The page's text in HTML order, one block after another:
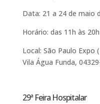
Data: 21 a 24 de maio
Horário: das 11h às 20h​
Local: São Paulo Expo
Vila Água Funda,
29ª Feira Hospitalar